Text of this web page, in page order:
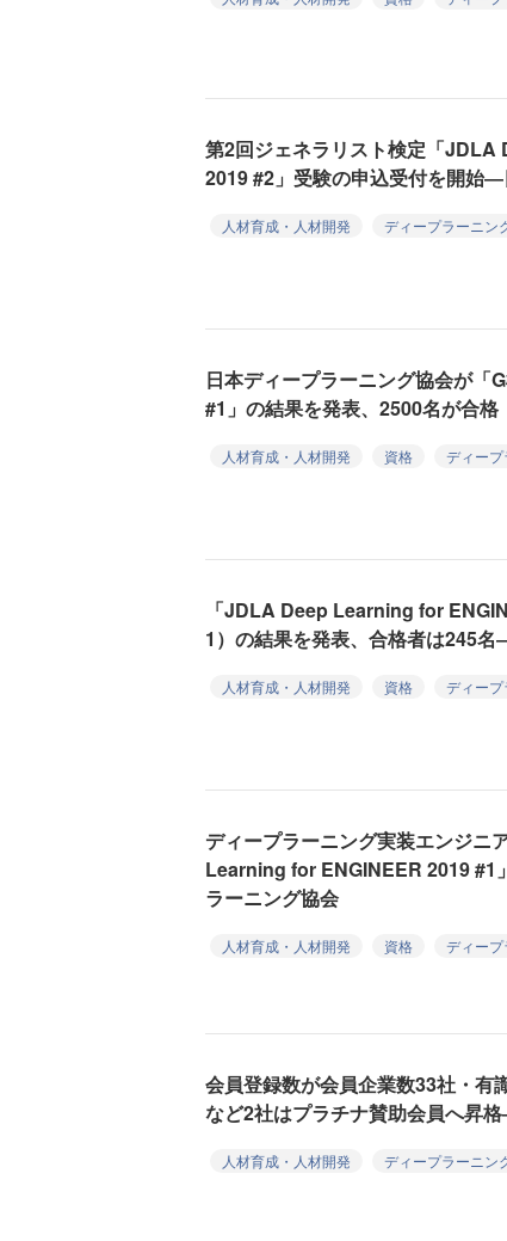
第2回ジェネラリスト検定「
2019 #2」受験の申込受付を開始
人材育成・人材開発
ディープラーニン
日本ディープラーニング協会が「
#1」の結果を発表、2500名が合格
人材育成・人材開発 資格
ディー
「JDLA Deep Learning for
1）の結果を発表、合格者は245
人材育成・人材開発 資格
ディー
ディープラーニング実装エンジニ
Learning for ENGINEER 2019
ラーニング協会
人材育成・人材開発 資格
ディー
会員登録数が会員企業数33社・有
など2社はプラチナ賛助会員へ昇
人材育成・人材開発
ディープラーニン